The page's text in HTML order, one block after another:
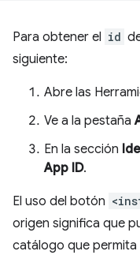
Para obtener el id
siguiente:
Abre las
Ve a la pestaña
En la sección
App ID.
El uso del botón
origen significa que
catálogo que permita